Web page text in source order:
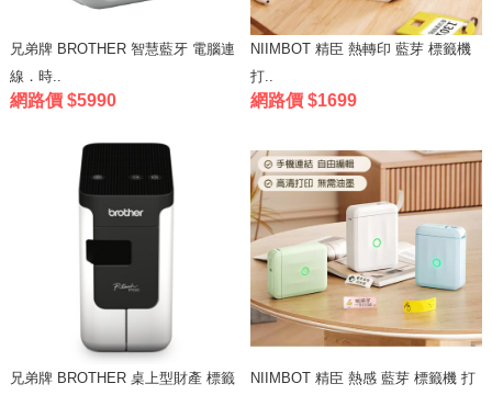
兄弟牌 BROTHER 智慧藍牙 電腦連
線．時..
網路價 $5990
NIIMBOT 精臣 熱轉印 藍芽 標籤機
打..
網路價 $1699
兄弟牌 BROTHER 桌上型財產 標籤
NIIMBOT 精臣 熱感 藍芽 標籤機 打